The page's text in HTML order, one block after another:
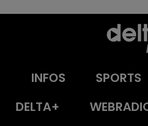
INFOS SPORTS
DELTA+